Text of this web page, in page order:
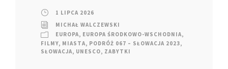
1 LIPCA 2026
MICHAŁ WALCZEWSKI
EUROPA, EUROPA ŚRODKOWO-WSCHODNIA,
FILMY, MIASTA, PODRÓŻ 067 – SŁOWACJA 2023,
SŁOWACJA, UNESCO, ZABYTKI